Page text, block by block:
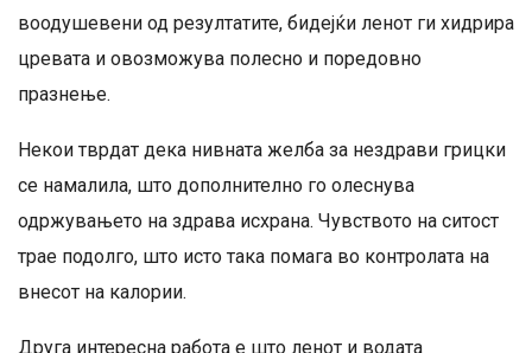
воодушевени од резултатите, бидејќи ленот ги хидрира
цревата и овозможува полесно и поредовно
празнење.
Некои тврдат дека нивната желба за нездрави грицки
се намалила, што дополнително го олеснува
одржувањето на здрава исхрана. Чувството на ситост
трае подолго, што исто така помага во контролата на
внесот на калории.
Друга интересна работа е што ленот и водата